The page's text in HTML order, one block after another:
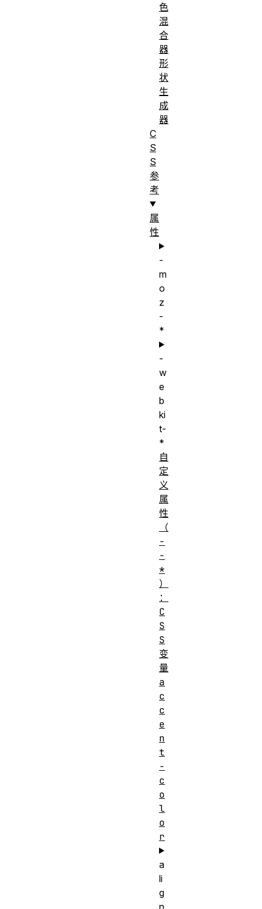
色
混
合
器
形
状
生
成
器
C
S
S
参
考
属
性
-
m
o
z
-
*
-
w
e
b
ki
t-
*
自
定
义
属
性
（
-
-
*
）
：
C
S
S
变
量
a
c
c
e
n
t
-
c
o
l
o
r
a
li
g
n